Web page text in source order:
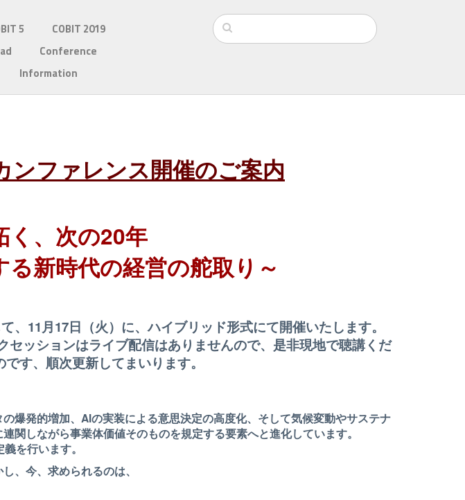
5
COBIT 2019
Conference
Information
ンファレンス開催のご案内
く、次の20年
新時代の経営の舵取り～
、11月17日（火）に、ハイブリッド形式にて開催いたします。
セッションはライブ配信はありませんので、是非現地で聴講くだ
す、順次更新してまいります。
爆発的増加、AIの実装による意思決定の高度化、そして気候変動やサステナ
関しながら事業体価値そのものを規定する要素へと進化しています。
を行います。
、今、求められるのは、